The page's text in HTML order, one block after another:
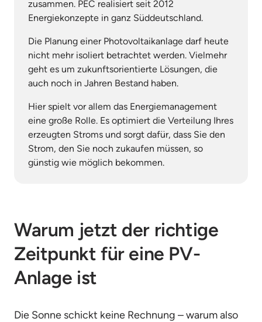
zusammen. PEC realisiert seit 2012
Energiekonzepte in ganz Süddeutschland.
Die Planung einer Photovoltaikanlage darf heute
nicht mehr isoliert betrachtet werden. Vielmehr
geht es um zukunftsorientierte Lösungen, die
auch noch in Jahren Bestand haben.
Hier spielt vor allem das Energiemanagement
eine große Rolle. Es optimiert die Verteilung Ihres
erzeugten Stroms und sorgt dafür, dass Sie den
Strom, den Sie noch zukaufen müssen, so
günstig wie möglich bekommen.
Warum jetzt der richtige
Zeitpunkt für eine PV-
Anlage ist
Die Sonne schickt keine Rechnung – warum also